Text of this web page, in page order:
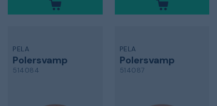
PELA
Polersvamp
514084
PELA
Polersvamp
514087